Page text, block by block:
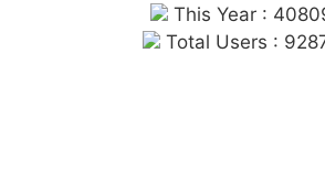
This Year :
Total Users :